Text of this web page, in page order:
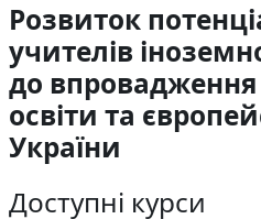
Розвиток
учителів
до впровадження
освіти та
України
Доступні курси